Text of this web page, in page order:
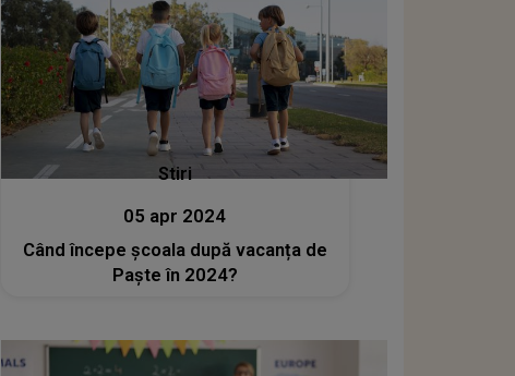
Stiri
05 apr 2024
Când începe școala după vacanța de
Paște în 2024?